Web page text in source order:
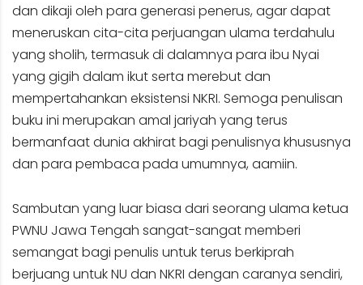
dan dikaji oleh para generasi penerus, agar dapat
meneruskan cita-cita perjuangan ulama terdahulu
yang sholih, termasuk di dalamnya para ibu Nyai
yang gigih dalam ikut serta merebut dan
mempertahankan eksistensi NKRI. Semoga penulisan
buku ini merupakan amal jariyah yang terus
bermanfaat dunia akhirat bagi penulisnya khususnya
dan para pembaca pada umumnya, aamiin.
Sambutan yang luar biasa dari seorang ulama ketua
PWNU Jawa Tengah sangat-sangat memberi
semangat bagi penulis untuk terus berkiprah
berjuang untuk NU dan NKRI dengan caranya sendiri,